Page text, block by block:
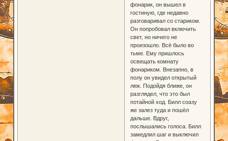
фонарик, он вышел в
гостиную, где недавно
разговаривал со стариком.
Он попробовал включить
свет, но ничего не
произошло. Всё было во
тьме. Ему пришлось
освещать комнату
фонариком. Внезапно, в
полу он увидел открытый
люк. Подойдя ближе, он
разглядел, что это был
потайной ход. Билл соазу
же залез туда и пошёл
дальше. Вдруг,
послышались голоса. Билл
замедлил шаг и выключил